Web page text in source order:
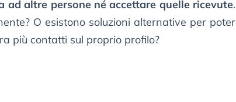
ad altre persone né accettare quelle ricevute.
O esistono soluzioni alternative per poter
più contatti sul proprio profilo?